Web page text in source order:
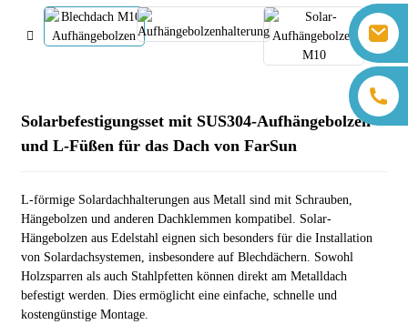
+86 18350266301 Iris Hong
+86 18806057002 Sanborn Guo
sales@farsunpv.com
sanborn.guo@farsunpv.com
Solarbefestigungsset mit SUS304-Aufhängebolzen
und L-Füßen für das Dach von FarSun
L-förmige Solardachhalterungen aus Metall sind mit Schrauben,
Hängebolzen und anderen Dachklemmen kompatibel. Solar-
Hängebolzen aus Edelstahl eignen sich besonders für die Installation
von Solardachsystemen, insbesondere auf Blechdächern. Sowohl
Holzsparren als auch Stahlpfetten können direkt am Metalldach
befestigt werden. Dies ermöglicht eine einfache, schnelle und
kostengünstige Montage.